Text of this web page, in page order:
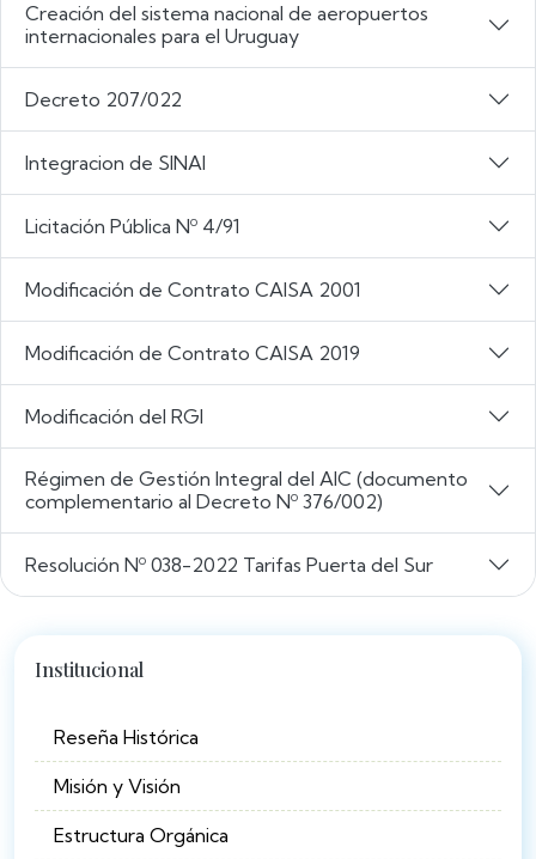
Creación del sistema nacional de aeropuertos
internacionales para el Uruguay
Decreto 207/022
Integracion de SINAI
Licitación Pública Nº 4/91
Modificación de Contrato CAISA 2001
Modificación de Contrato CAISA 2019
Modificación del RGI
Régimen de Gestión Integral del AIC (documento
complementario al Decreto Nº 376/002)
Resolución Nº 038-2022 Tarifas Puerta del Sur
Institucional
Reseña Histórica
Misión y Visión
Estructura Orgánica